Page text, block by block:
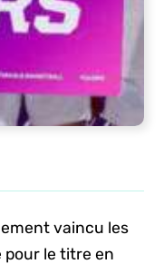
vaincu les
pour le titre en